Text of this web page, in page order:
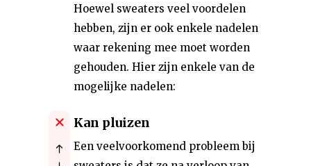
Hoewel sweaters veel voordelen
hebben, zijn er ook enkele nadelen
waar rekening mee moet worden
gehouden. Hier zijn enkele van de
mogelijke nadelen:
Kan pluizen
Een veelvoorkomend probleem bij